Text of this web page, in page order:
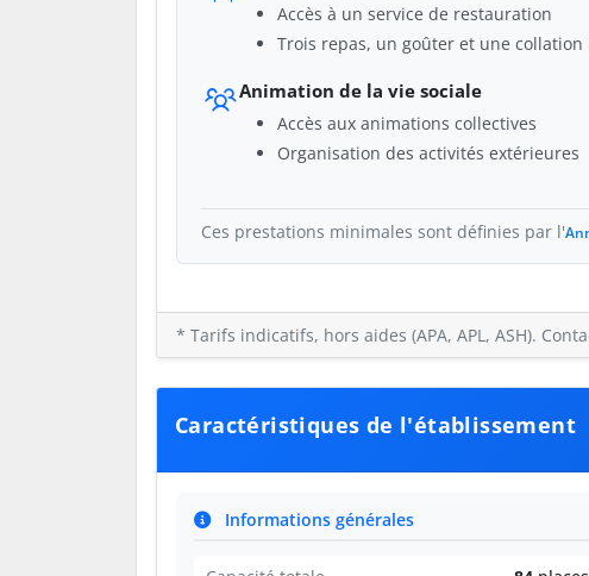
Accès à un service de restauration
Trois repas, un goûter et une collation
Animation de la vie sociale
Accès aux animations collectives
Organisation des activités extérieures
Ces prestations minimales sont définies par l'
* Tarifs indicatifs, hors aides (APA, APL, ASH).
Caractéristiques de l'établissement
Informations générales